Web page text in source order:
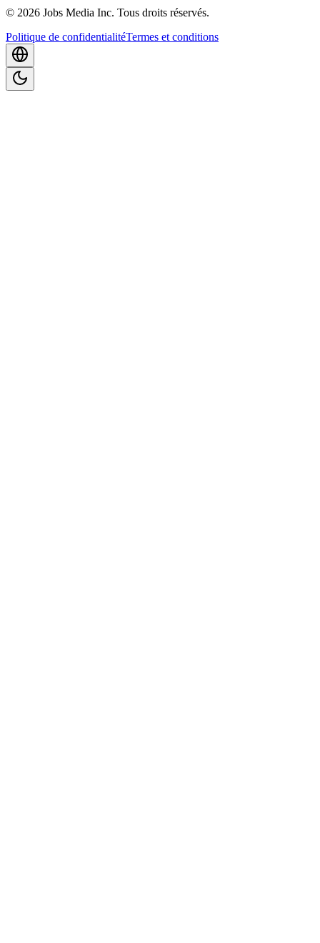
© 2026 Jobs Media Inc. Tous droits réservés.
Politique de confidentialitéTermes et conditions